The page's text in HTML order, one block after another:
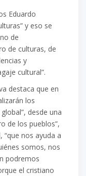
Eduardo
y eso se
de
de culturas, de
y
cultural”.
destaca que en
los
desde una
de los pueblos”,
“que nos ayuda a
somos, nos
podremos
el cristiano